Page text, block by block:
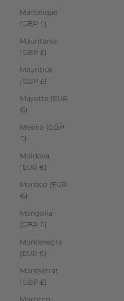
Martinique
(GBP £)
Mauritania
(GBP £)
Mauritius
(GBP £)
Mayotte (EUR
€)
Mexico (GBP
£)
Moldova
(EUR €)
Monaco (EUR
€)
Mongolia
(GBP £)
Montenegro
(EUR €)
Montserrat
(GBP £)